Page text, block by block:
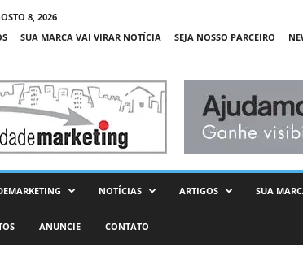
8, 2026
SUA MARCA VAI VIRAR NOTÍCIA SEJA NOSSO PARCEIRO
NOTÍCIAS ARTIGOS SUA
ANUNCIE CONTATO